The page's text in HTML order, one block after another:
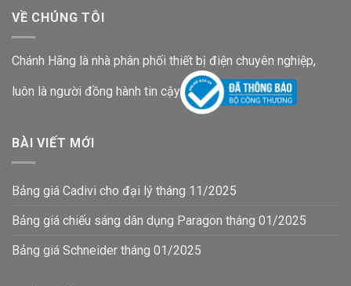
VỀ CHÚNG TÔI
Chánh Hãng là nhà phân phối thiết bị điện chuyên nghiệp,
luôn là người đồng hành tin cậy
BÀI VIẾT MỚI
Bảng giá Cadivi cho đại lý tháng 11/2025
Bảng giá chiếu sáng dân dụng Paragon tháng 01/2025
Bảng giá Schneider tháng 01/2025